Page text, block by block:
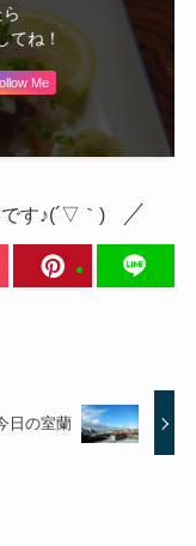
てね！
Me
す♪(´▽｀)
日の室蘭